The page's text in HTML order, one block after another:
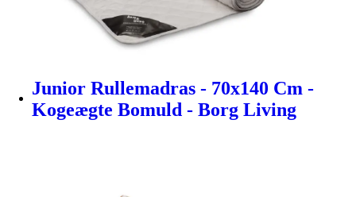
Junior Rullemadras - 70x140 Cm -
Kogeægte Bomuld - Borg Living